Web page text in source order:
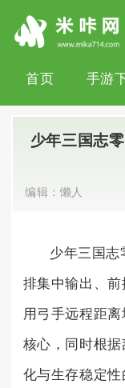
首页 手游
少年三国志
编辑： 懒人
少年三国志
排集中输出、前
用弓手远程距
核心，同时根
化与生存稳定性